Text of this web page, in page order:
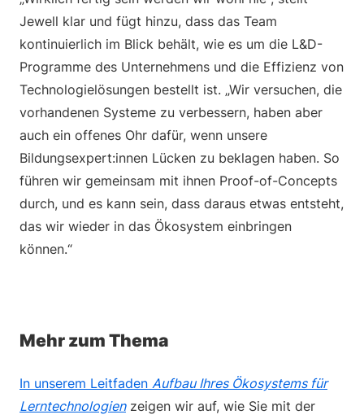
Jewell klar und fügt hinzu, dass das Team
kontinuierlich im Blick behält, wie es um die L&D-
Programme des Unternehmens und die Effizienz von
Technologielösungen bestellt ist. „Wir versuchen, die
vorhandenen Systeme zu verbessern, haben aber
auch ein offenes Ohr dafür, wenn unsere
Bildungsexpert:innen Lücken zu beklagen haben. So
führen wir gemeinsam mit ihnen Proof-of-Concepts
durch, und es kann sein, dass daraus etwas entsteht,
das wir wieder in das Ökosystem einbringen
können.“
Mehr zum Thema
In unserem Leitfaden Aufbau Ihres Ökosystems für
Lerntechnologienzeigen wir auf, wie Sie mit der